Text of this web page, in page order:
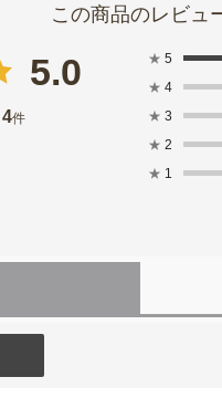
5.0
4件
★ 5
★ 4
★ 3
★ 2
★ 1